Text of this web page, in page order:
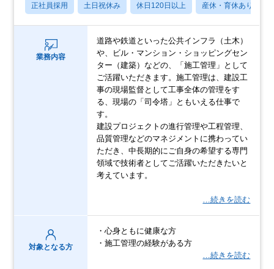
正社員採用 土日祝休み 休日120日以上 産休・育休あり
業務内容
道路や鉄道といった公共インフラ（土木）
や、ビル・マンション・ショッピングセン
ター（建築）などの、「施工管理」として
ご活躍いただきます。施工管理は、建設工
事の現場監督として工事全体の管理をす
る、現場の「司令塔」ともいえる仕事で
す。
建設プロジェクトの進行管理や工程管理、
品質管理などのマネジメントに携わってい
ただき、中長期的にご自身の希望する専門
領域で技術者としてご活躍いただきたいと
考えています。
…続きを読む
対象となる方
・心身ともに健康な方
・施工管理の経験がある方
…続きを読む